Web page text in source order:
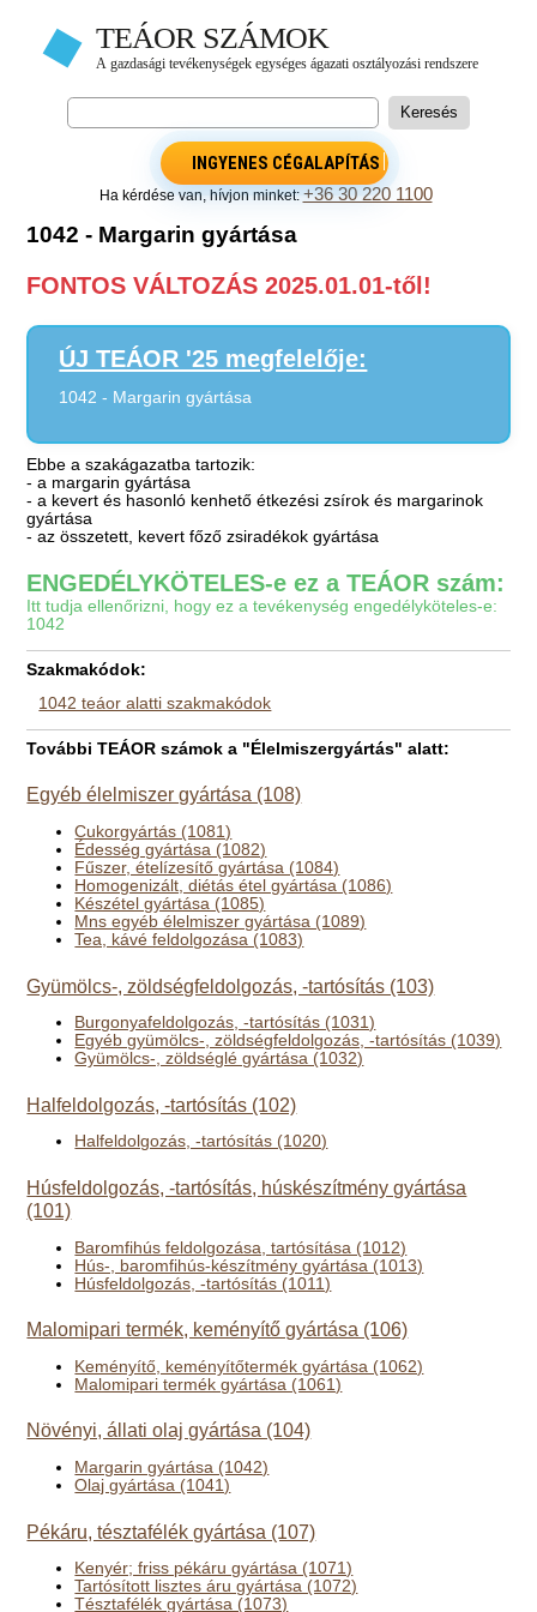
INGYENES CÉGALAPÍTÁS
Ha kérdése van, hívjon minket:+36 30 220 1100
1042 - Margarin gyártása
FONTOS VÁLTOZÁS 2025.01.01-től!
ÚJ TEÁOR '25 megfelelője:
1042 - Margarin gyártása
Ebbe a szakágazatba tartozik:
- a margarin gyártása
- a kevert és hasonló kenhető étkezési zsírok és margarinok
gyártása
- az összetett, kevert főző zsiradékok gyártása
ENGEDÉLYKÖTELES-e ez a TEÁOR szám:
Itt tudja ellenőrizni, hogy ez a tevékenység engedélyköteles-e:
1042
Szakmakódok:
1042 teáor alatti szakmakódok
További TEÁOR számok a "Élelmiszergyártás" alatt:
Egyéb élelmiszer gyártása (108)
Cukorgyártás (1081)
Édesség gyártása (1082)
Fűszer, ételízesítő gyártása (1084)
Homogenizált, diétás étel gyártása (1086)
Készétel gyártása (1085)
Mns egyéb élelmiszer gyártása (1089)
Tea, kávé feldolgozása (1083)
Gyümölcs-, zöldségfeldolgozás, -tartósítás (103)
Burgonyafeldolgozás, -tartósítás (1031)
Egyéb gyümölcs-, zöldségfeldolgozás, -tartósítás (1039)
Gyümölcs-, zöldséglé gyártása (1032)
Halfeldolgozás, -tartósítás (102)
Halfeldolgozás, -tartósítás (1020)
Húsfeldolgozás, -tartósítás, húskészítmény gyártása
(101)
Baromfihús feldolgozása, tartósítása (1012)
Hús-, baromfihús-készítmény gyártása (1013)
Húsfeldolgozás, -tartósítás (1011)
Malomipari termék, keményítő gyártása (106)
Keményítő, keményítőtermék gyártása (1062)
Malomipari termék gyártása (1061)
Növényi, állati olaj gyártása (104)
Margarin gyártása (1042)
Olaj gyártása (1041)
Pékáru, tésztafélék gyártása (107)
Kenyér; friss pékáru gyártása (1071)
Tartósított lisztes áru gyártása (1072)
Tésztafélék gyártása (1073)